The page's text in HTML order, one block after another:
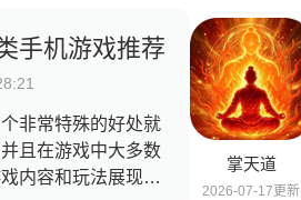
手机游戏推荐
非常特殊的好处就
且在游戏中大多数
内容和玩法展现出
掌天道
2026-07-17更新